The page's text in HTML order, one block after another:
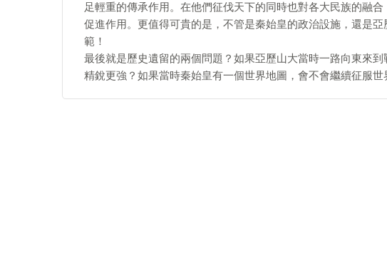
足輕重的傳承作用。在他們征伐天下的同時也對各大民族的融
促進作用。更值得可貴的是，不管是秦始皇的政治設施，還是
範！
最後就是歷史遺留的兩個問題？如果亞歷山大當時一路向東來
精銳更強？如果當時秦始皇有一個世界地圖，會不會繼續征服世